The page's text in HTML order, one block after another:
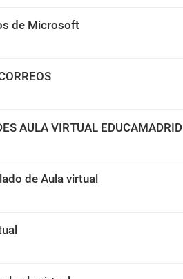
de Microsoft
AULA VIRTUAL EDUCAMADRID
de Aula virtual